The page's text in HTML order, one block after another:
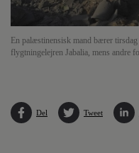
En palæstinensisk mand bærer
flygtningelejren Jabalia, mens andre
Del Tweet